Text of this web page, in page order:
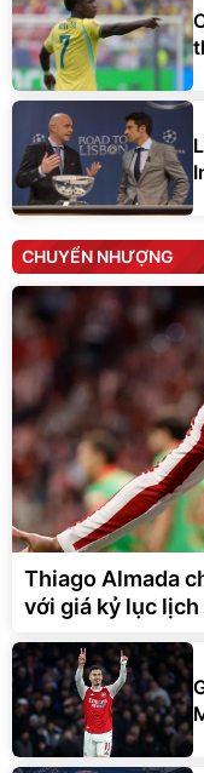
CHUYỂN NHƯỢNG
Thiago Almada
với giá kỷ lục